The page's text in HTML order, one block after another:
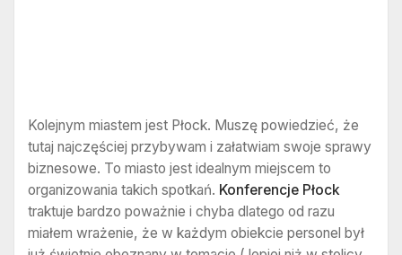
Kolejnym miastem jest Płock. Muszę powiedzieć, że
tutaj najczęściej przybywam i załatwiam swoje sprawy
biznesowe. To miasto jest idealnym miejscem to
organizowania takich spotkań. Konferencje Płock
traktuje bardzo poważnie i chyba dlatego od razu
miałem wrażenie, że w każdym obiekcie personel był